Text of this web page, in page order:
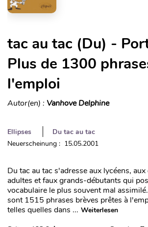
tac au tac (Du) -
Plus de 1300
l'emploi
Autor(en) : Vanhove Delphine
Ellipses
Du tac au tac
Neuerscheinung : 15.05.2001
Du tac au tac s'adresse aux lycéens,
adultes et faux grands-débutants qui
vocabulaire le plus souvent mal
sont 1515 phrases brèves prêtes à
telles quelles dans ... Weiterlesen